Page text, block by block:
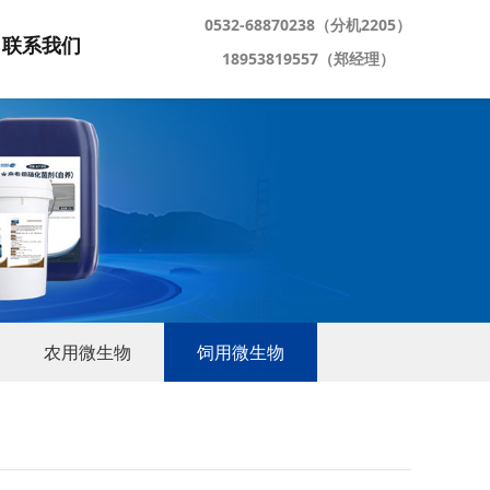
联系我们
0532-68870238（分机2205）
18953819557（郑经理）
农用微生物 饲用微生物